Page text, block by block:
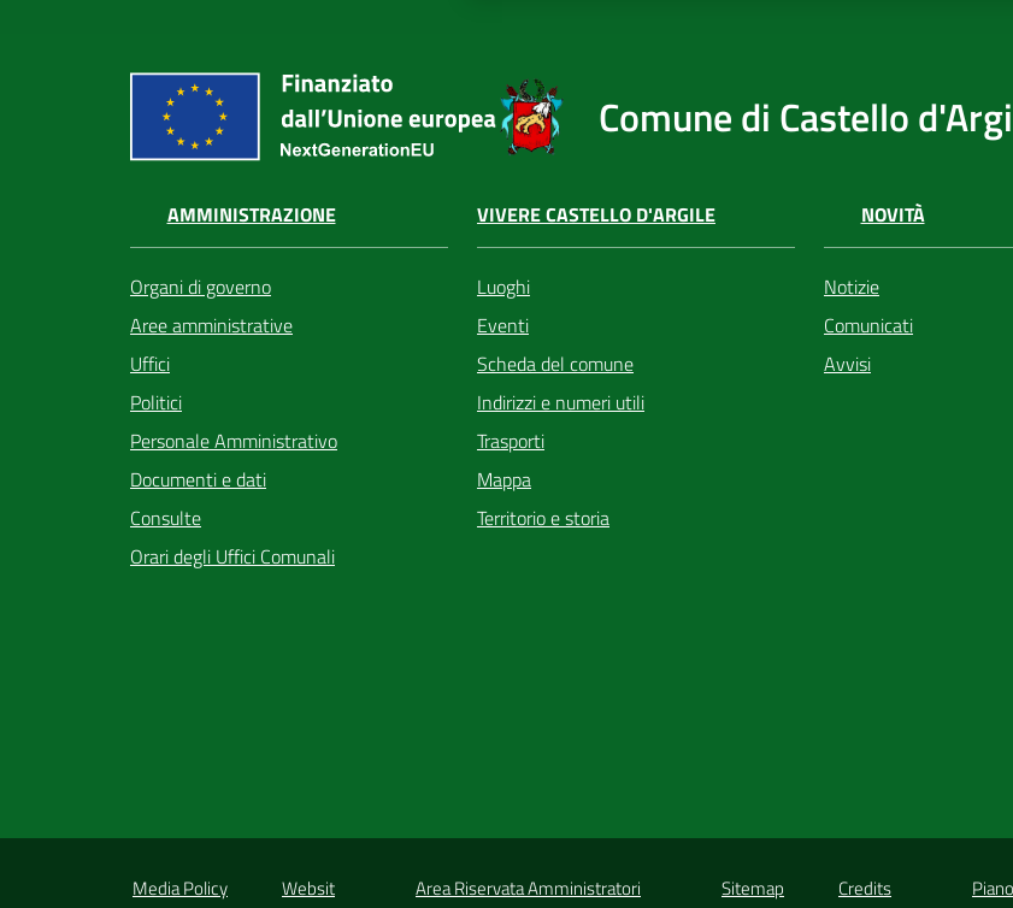
Comune di Castello
AMMINISTRAZIONE
Organi di governo
Aree amministrative
Uffici
Politici
Personale Amministrativo
Documenti e dati
Consulte
Orari degli Uffici Comunali
VIVERE CASTELLO D'ARGILE
Luoghi
Eventi
Scheda del comune
Indirizzi e numeri utili
Trasporti
Mappa
Territorio e storia
NOVITÀ
Notizie
Comunicati
Avvisi
Media Policy Websit Area Riservata Amministratori Sitemap Credits